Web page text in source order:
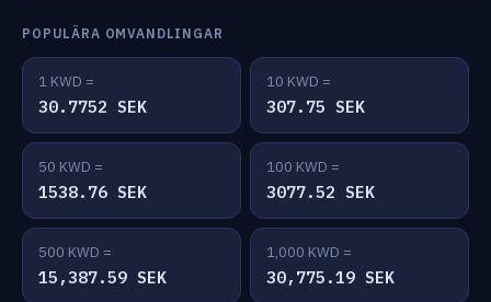
POPULÄRA OMVANDLINGAR
1 KWD =
30.7752 SEK
10 KWD =
307.75 SEK
50 KWD =
1538.76 SEK
100 KWD =
3077.52 SEK
500 KWD =
15,387.59 SEK
1,000 KWD =
30,775.19 SEK